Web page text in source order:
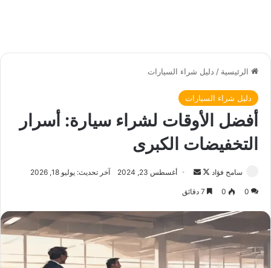
الرئيسية / دليل شراء السيارات
دليل شراء السيارات
أفضل الأوقات لشراء سيارة: أسرار
التخفيضات الكبرى
سامح فؤاد
ت
ل
ى
ر
ر
ي
أغسطس 23, 2024 آخر تحديث: يوليو 18, 2026
0
0